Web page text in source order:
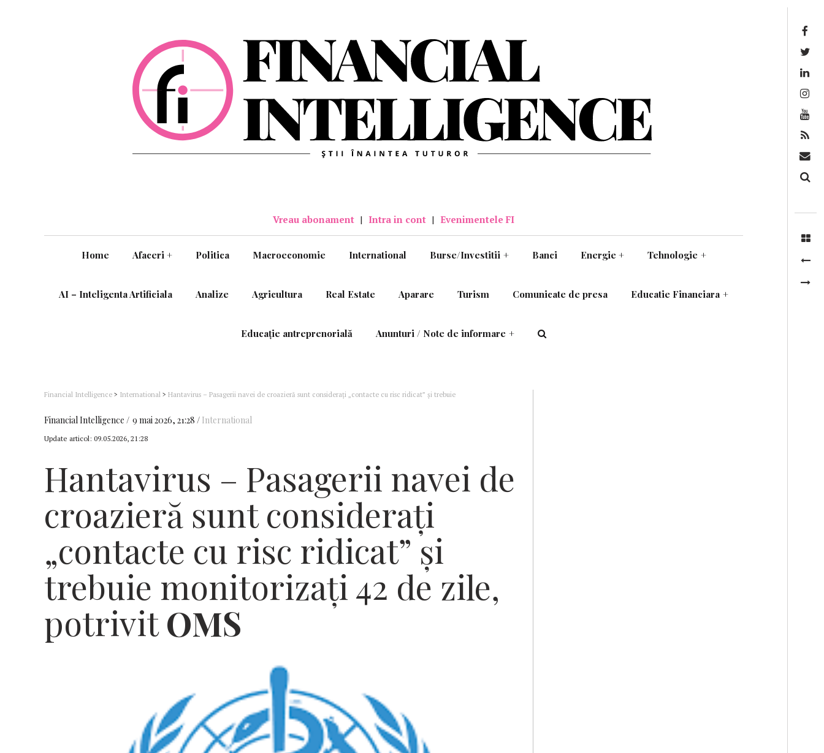
Vreau abonament | Intra in cont | Evenimentele FI
Home Afaceri + Politica Macroeconomie International Burse/Investitii + Banci Energie + Tehnologie +
AI – Inteligenta Artificiala Analize Agricultura Real Estate Aparare Turism Comunicate de presa Educatie Financiara +
Educație antreprenorială Anunturi / Note de informare +
Financial Intelligence > International > Hantavirus – Pasagerii navei de croazieră sunt consideraţi „contacte cu risc ridicat” şi trebuie
Financial Intelligence 9 mai 2026, 21:28 International
Update articol: 09.05.2026, 21:28
Hantavirus – Pasagerii navei de
croazieră sunt consideraţi
„contacte cu risc ridicat” şi
trebuie monitorizaţi 42 de zile,
potrivitOMS